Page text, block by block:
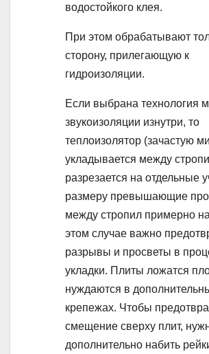
водостойкого клея.
При этом обрабатывают
сторону, прилегающую к
гидроизоляции.
Если выбрана технология
звукоизоляции изнутри, то
теплоизолятор (зачастую
укладывается между
разрезается на отдельные
размеру превышающие
между стропил примерно
этом случае важно
разрывы и просветы в
укладки. Плиты ложатся
нуждаются в
крепежах. Чтобы
смещение сверху плит,
дополнительно набить